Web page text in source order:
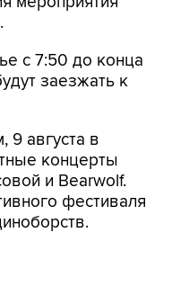
с 7:50 до конца
августа в
и Bearwolf.
фестиваля